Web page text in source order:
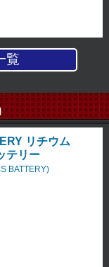
覧
リチウム
テリー
BATTERY)